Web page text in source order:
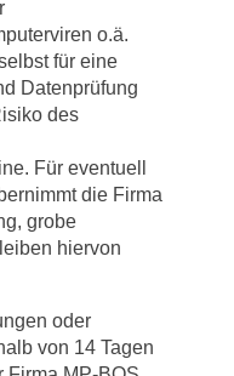
o.ä.
für eine
Datenprüfung
des
Für eventuell
die Firma
grobe
hiervon
oder
von 14 Tagen